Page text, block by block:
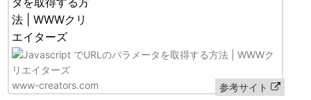
www-creators.com 参考サイト